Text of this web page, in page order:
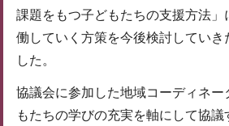
課題をもつ子どもたちの支援方法」
働していく方策を今後検討していき
した。
協議会に参加した地域コーディネー
もたちの学びの充実を軸にして協